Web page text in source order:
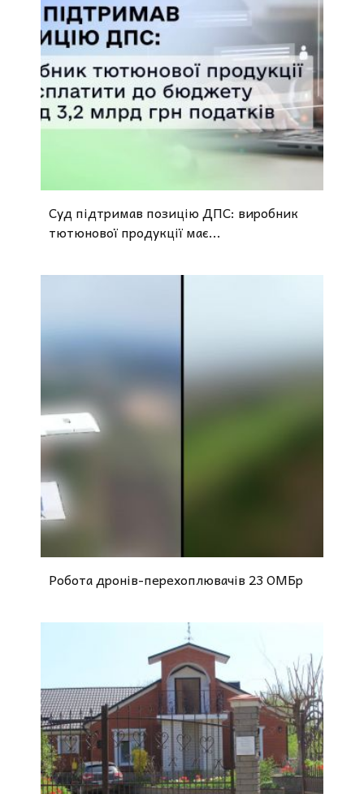
Суд підтримав позицію ДПС: виробник
тютюнової продукції має...
Робота дронів-перехоплювачів 23 ОМБр